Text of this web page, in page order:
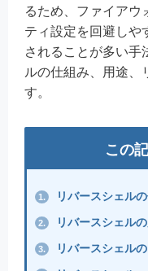
るため、ファイアウ
ティ設定を回避しや
されることが多い手
ルの仕組み、用途、
す。
この
1. リバースシェル
2. リバースシェル
3. リバースシェル